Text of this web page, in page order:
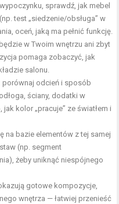
sprawdź, jak mebel
test „siedzenie/obsługa” w
oceń, jaką ma pełnić funkcję.
w Twoim wnętrzu ani zbyt
pomaga zobaczyć, jak
salonu.
porównaj odcień i sposób
ściany, dodatki w
kolor „pracuje” ze światłem i
na bazie elementów z tej samej
(np. segment
żeby uniknąć niespójnego
gotowe kompozycje,
wnętrza — łatwiej przenieść